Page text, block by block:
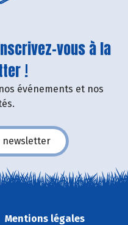
vous à la
!
événements et nos
Mentions légales